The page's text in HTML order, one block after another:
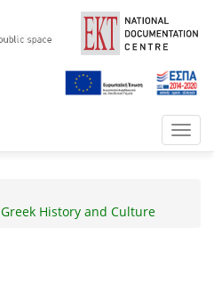
History and Culture